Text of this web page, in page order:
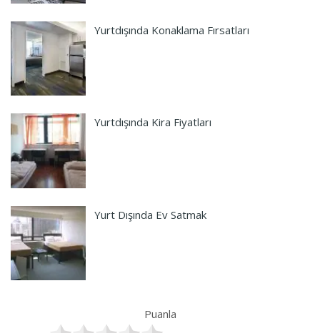
Yurtdışında Konaklama Fırsatları
Yurtdışında Kira Fiyatları
Yurt Dışında Ev Satmak
Puanla